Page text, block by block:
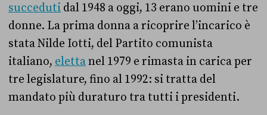
succeduti dal 1948 a oggi, 13 erano uomini e tre
donne. La prima donna a ricoprire l’incarico è
stata Nilde Iotti, del Partito comunista
italiano, elettanel 1979 e rimasta in carica per
tre legislature, fino al 1992: si tratta del
mandato più duraturo tra tutti i presidenti.